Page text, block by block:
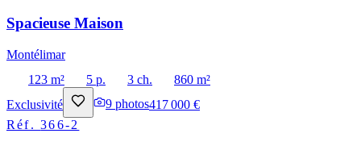
Spacieuse Maison
Montélimar
123 m²
5 p. 3 ch.
860 m²
Exclusivité
9 photos417 000 €
Réf.366-2